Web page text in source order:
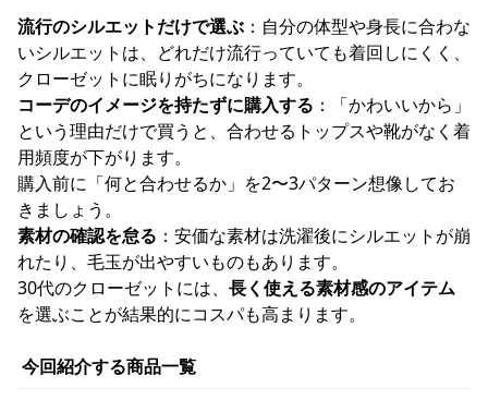
流行のシルエットだけで選ぶ ：自分の体型や身長に合わな
いシルエットは、どれだけ流行っていても着回しにくく、
クローゼットに眠りがちになります。
コーデのイメージを持たずに購入する ：「かわいいから」
という理由だけで買うと、合わせるトップスや靴がなく着
用頻度が下がります。
購入前に「何と合わせるか」を2〜3パターン想像してお
きましょう。
素材の確認を怠る ：安価な素材は洗濯後にシルエットが崩
れたり、毛玉が出やすいものもあります。
30代のクローゼットには、 長く使える素材感のアイテム
を選ぶことが結果的にコスパも高まります。
今回紹介する商品一覧